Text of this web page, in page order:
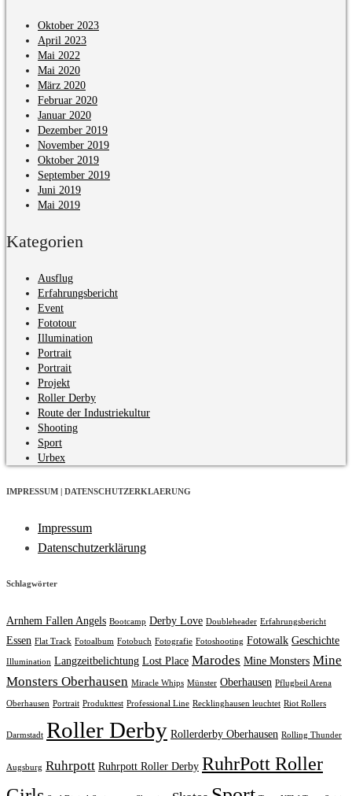
Oktober 2023
April 2023
Mai 2022
Mai 2020
März 2020
Februar 2020
Januar 2020
Dezember 2019
November 2019
Oktober 2019
September 2019
Juni 2019
Mai 2019
Kategorien
Ausflug
Erfahrungsbericht
Event
Fototour
Illumination
Portrait
Portrait
Projekt
Roller Derby
Route der Industriekultur
Shooting
Sport
Urbex
IMPRESSUM | DATENSCHUTZERKLAERUNG
Impressum
Datenschutzerklärung
Schlagwörter
Arnhem Fallen Angels Bootcamp Derby Love Doubleheader Erfahrungsbericht
Essen Flat Track Fotoalbum Fotobuch Fotografie Fotoshooting Fotowalk Geschichte
Illumination Langzeitbelichtung Lost Place Marodes Mine Monsters Mine
Monsters Oberhausen Miracle Whips Münster Oberhausen Pflugbeil Arena
Oberhausen Portrait Produkttest Professional Line Recklinghausen leuchtet Riot Rollers
Darmstadt Roller Derby Rollerderby Oberhausen Rolling Thunder
Augsburg Ruhrpott Ruhrpott Roller Derby RuhrPott Roller